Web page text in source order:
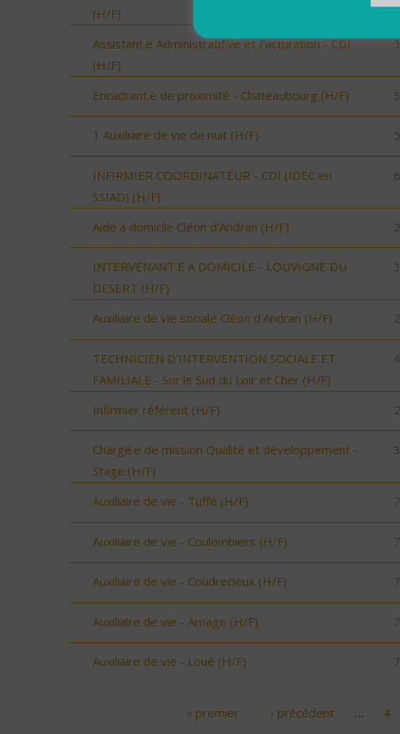
(H/F)
Assistant.e Administratif.ve et Facturation - CDI
(H/F)
Encadrant.e de proximité - Chateaubourg (H/F)
1 Auxiliaire de vie de nuit (H/F)
INFIRMIER COORDINATEUR - CDI (IDEC en
SSIAD) (H/F)
Aide à domicile Cléon d'Andran (H/F)
INTERVENANT.E A DOMICILE - LOUVIGNE DU
DESERT (H/F)
Auxiliaire de vie sociale Cléon d'Andran (H/F)
TECHNICIEN D’INTERVENTION SOCIALE ET
FAMILIALE - Sur le Sud du Loir et Cher (H/F)
Infirmier référent (H/F)
Chargé.e de mission Qualité et développement -
Stage (H/F)
Auxiliaire de vie - Tuffé (H/F)
Auxiliaire de vie - Coulombiers (H/F)
Auxiliaire de vie - Coudrecieux (H/F)
Auxiliaire de vie - Arnage (H/F)
Auxiliaire de vie - Loué (H/F)
« premier ‹ précédent … 4